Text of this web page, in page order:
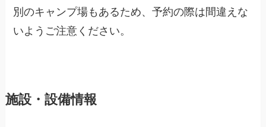
別のキャンプ場もあるため、予約の際は間違えな
いようご注意ください。
施設・設備情報